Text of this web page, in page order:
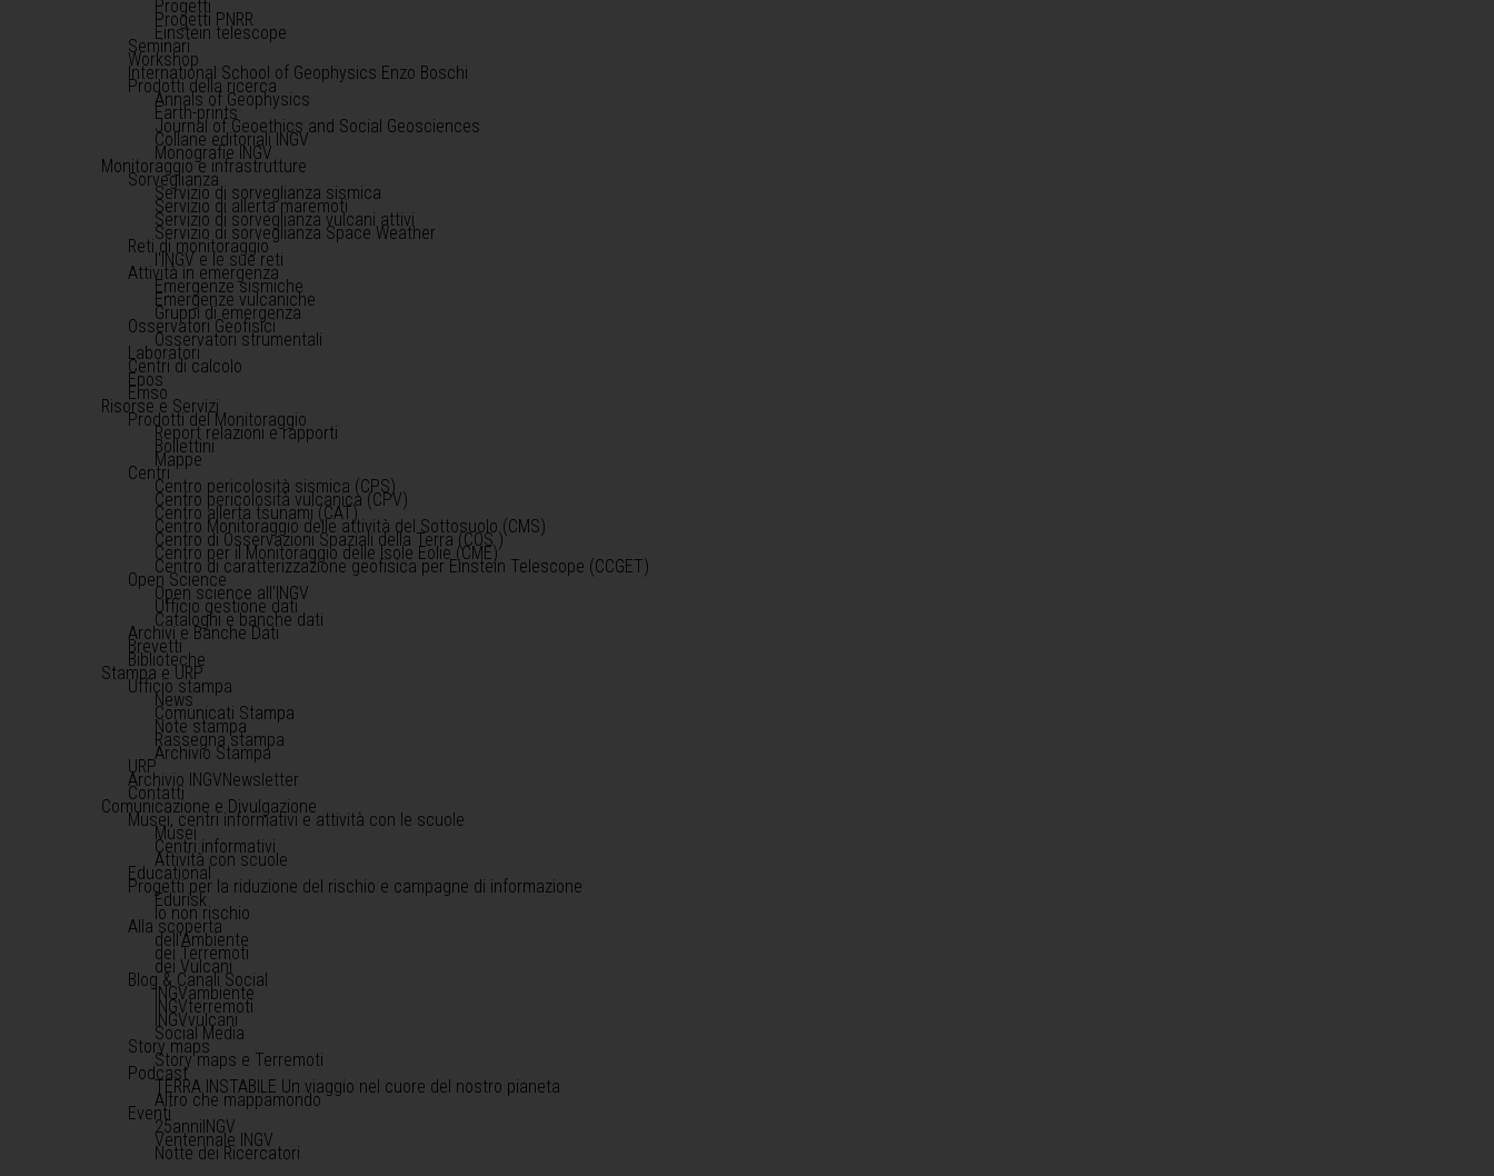
Progetti
Progetti PNRR
Einstein telescope
Seminari
Workshop
International School of Geophysics Enzo Boschi
Prodotti della ricerca
Annals of Geophysics
Earth-prints
Journal of Geoethics and Social Geosciences
Collane editoriali INGV
Monografie INGV
Monitoraggio e infrastrutture
Sorveglianza
Servizio di sorveglianza sismica
Servizio di allerta maremoti
Servizio di sorveglianza vulcani attivi
Servizio di sorveglianza Space Weather
Reti di monitoraggio
l'INGV e le sue reti
Attività in emergenza
Emergenze sismiche
Emergenze vulcaniche
Gruppi di emergenza
Osservatori Geofisici
Osservatori strumentali
Laboratori
Centri di calcolo
Epos
Emso
Risorse e Servizi
Prodotti del Monitoraggio
Report relazioni e rapporti
Bollettini
Mappe
Centri
Centro pericolosità sismica (CPS)
Centro pericolosità vulcanica (CPV)
Centro allerta tsunami (CAT)
Centro Monitoraggio delle attività del Sottosuolo (CMS)
Centro di Osservazioni Spaziali della Terra (COS )
Centro per il Monitoraggio delle Isole Eolie (CME)
Centro di caratterizzazione geofisica per Einstein Telescope (CCGET)
Open Science
Open science all'INGV
Ufficio gestione dati
Cataloghi e banche dati
Archivi e Banche Dati
Brevetti
Biblioteche
Stampa e URP
Ufficio stampa
News
Comunicati Stampa
Note stampa
Rassegna stampa
Archivio Stampa
URP
Archivio INGVNewsletter
Contatti
Comunicazione e Divulgazione
Musei, centri informativi e attività con le scuole
Musei
Centri informativi
Attività con scuole
Educational
Progetti per la riduzione del rischio e campagne di informazione
Edurisk
Io non rischio
Alla scoperta
dell'Ambiente
dei Terremoti
dei Vulcani
Blog & Canali Social
INGVambiente
INGVterremoti
INGVvulcani
Social Media
Story maps
Story maps e Terremoti
Podcast
TERRA INSTABILE Un viaggio nel cuore del nostro pianeta
Altro che mappamondo
Eventi
25anniINGV
Ventennale INGV
Notte dei Ricercatori